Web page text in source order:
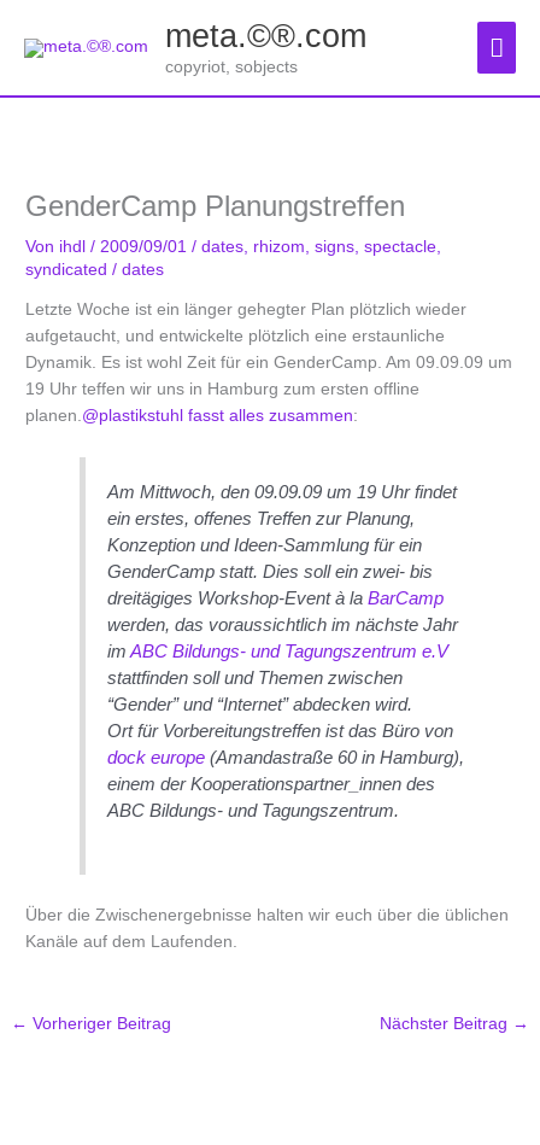
Inhalt
meta.©®.com
copyriot, sobjects
GenderCamp Planungstreffen
Von ihdl/ 2009/09/01/dates rhizom ,signs ,spectacle
syndicated /dates
Letzte Woche ist ein länger gehegter Plan plötzlich wieder
aufgetaucht, und entwickelte plötzlich eine erstaunliche
Dynamik. Es ist wohl Zeit für ein GenderCamp. Am 09.09.09 um
19 Uhr teffen wir uns in Hamburg zum ersten offline
planen.@plastikstuhl fasst alles zusammen:
Am Mittwoch, den 09.09.09 um 19 Uhr findet
ein erstes, offenes Treffen zur Planung,
Konzeption und Ideen-Sammlung für ein
GenderCamp statt. Dies soll ein zwei- bis
dreitägiges Workshop-Event à laBarCamp
werden, das voraussichtlich im nächste Jahr
imABC Bildungs- und Tagungszentrum e.V
stattfinden soll und Themen zwischen
“Gender” und “Internet” abdecken wird.
Ort für Vorbereitungstreffen ist das Büro von
dock europe (Amandastraße 60 in Hamburg),
einem der Kooperationspartner_innen des
ABC Bildungs- und Tagungszentrum.
Über die Zwischenergebnisse halten wir euch über die üblichen
Kanäle auf dem Laufenden.
← Vorheriger Beitrag Nächster Beitrag →